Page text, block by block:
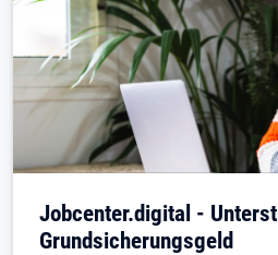
Jobcenter.digital -
Grundsicherungsgeld